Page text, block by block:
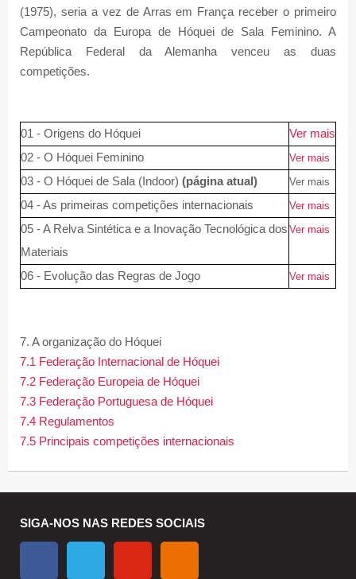
(1975), seria a vez de Arras em França receber o primeiro
Campeonato da Europa de Hóquei de Sala Feminino. A
República Federal da Alemanha venceu as duas
competições.
01 - Origens do Hóquei
Ver mais
02 - O Hóquei Feminino
Ver mais
03 - O Hóquei de Sala ( Indoor) (página atual) Ver mais
04 - As primeiras competições internacionais Ver mais
05 - A Relva Sintética e a Inovação Tecnológica dos
Materiais
Ver mais
06 - Evolução das Regras de Jogo Ver mais
7. A organização do Hóquei
7.1 Federação Internacional de Hóquei
7.2 Federação Europeia de Hóquei
7.3 Federação Portuguesa de Hóquei
7.4 Regulamentos
7.5 Principais competições internacionais
SIGA-NOS NAS REDES SOCIAIS